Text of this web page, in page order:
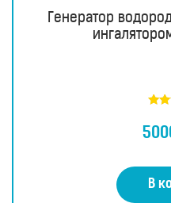
Генератор
В